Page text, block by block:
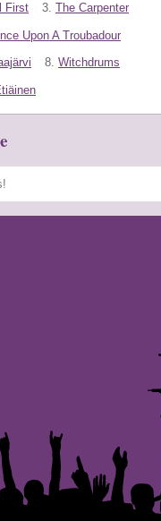
First 3. The Carpenter
Upon A Troubadour
8. Witchdrums